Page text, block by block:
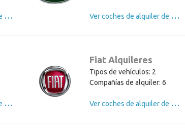
V
er coches de alquiler de Seat V
er coches de alquiler de Land Rover
V
er coches de alquiler de Toyota
Fiat Alquileres
Tipos de vehículos: 2
Compañías de alquiler: 6
V
er coches de alquiler de Fiat